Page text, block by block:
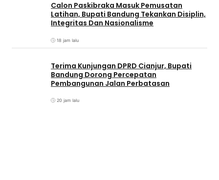
Calon Paskibraka Masuk Pemusatan
Latihan, Bupati Bandung Tekankan Disiplin,
Integritas Dan Nasionalisme
18 jam lalu
Terima Kunjungan DPRD Cianjur, Bupati
Bandung Dorong Percepatan
Pembangunan Jalan Perbatasan
20 jam lalu